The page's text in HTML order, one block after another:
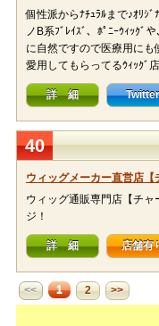
個性派からﾅﾁｭﾗﾙまで♪ｵﾘｼ
ノB系ﾌﾞﾚｲｽﾞ、ﾎﾟﾆｰｳｨｯｸﾞ
に自然ですので医療用にも
愛用してもらってるｳｨｯｸﾞ
詳 細 Twitter
40
ウィッグメーカー直営店【
ウィッグ通販専門店【チ
ジ！
詳 細 店舗有
<< 1 2 >>